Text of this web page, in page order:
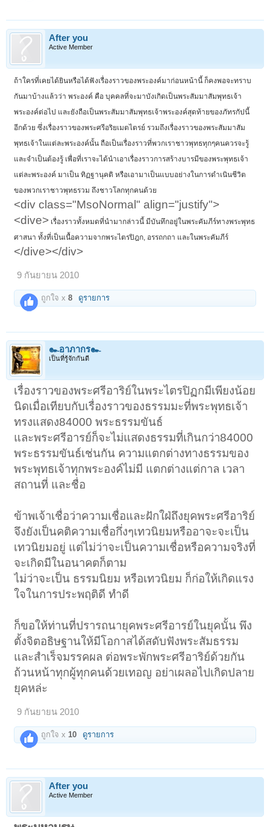
After you
Active Member
ถ้าใครที่เคยได้ยินหรือได้ฟังเรื่องราวของพระองค์มาก่อนหน้านี้ ก็คงพอจะทราบ
กันมาบ้างแล้วว่า พระองค์ คือ บุคคลที่จะมาบังเกิดเป็นพระสัมมาสัมพุทธเจ้า
พระองค์ต่อไป และยังถือเป็นพระสัมมาสัมพุทธเจ้าพระองค์สุดท้ายของภัทรกัปนี้
อีกด้วย ซึ่งเรื่องราวของพระศรีอริยเมตไตรย์ รวมถึงเรื่องราวของพระสัมมาสัม
พุทธเจ้าในแต่ละพระองค์นั้น ถือเป็นเรื่องราวที่พวกเราชาวพุทธทุกๆคนควรจะรู้
และจำเป็นต้องรู้ เพื่อที่เราจะได้นำเอาเรื่องราวการสร้างบารมีของพระพุทธเจ้า
แต่ละพระองค์ มาเป็น ทิฏฐานุคติ หรือเอามาเป็นแบบอย่างในการดำเนินชีวิต
ของพวกเราชาวพุทธรวม ถึงชาวโลกทุกคนด้วย
<div class="MsoNormal" align="justify">
<dive> เรื่องราวทั้งหมดที่นำมากล่าวนี้ มีบันทึกอยู่ในพระคัมภีร์ทางพระพุทธ
ศาสนา ทั้งที่เป็นเนื้อความจากพระไตรปิฎก, อรรถกถา และในพระคัมภีร์
</dive></div>
9 กันยายน 2010
ถูกใจ x8 ดูรายการ
๛อาภากร๛
เป็นที่รู้จักกันดี
เรื่องราวของพระศรีอาริย์ในพระไตรปิฏกมีเพียงน้อย
นิดเมื่อเทียบกับเรื่องราวของธรรมมะที่พระพุทธเจ้า
ทรงแสดง84000 พระธรรมขันธ์
และพระศรีอารย์ก็จะไม่แสดงธรรมที่เกินกว่า84000
พระธรรมขันธ์เช่นกัน ความแตกต่างทางธรรมของ
พระพุทธเจ้าทุกพระองค์ไม่มี แตกต่างแต่กาล เวลา
สถานที่ และชื่อ
ข้าพเจ้าเชื่อว่าความเชื่อและฝักใฝ่ถึงยุคพระศรีอาริย์
จึงยังเป็นคติความเชื่อกึ่งๆเทวนิยมหรืออาจะจะเป็น
เทวนิยมอยู่ แต่ไม่ว่าจะเป็นความเชื่อหรือความจริงที่
จะเกิดมีในอนาคตก็ตาม
ไม่ว่าจะเป็น ธรรมนิยม หรือเทวนิยม ก็ก่อให้เกิดแรง
ใจในการประพฤติดี ทําดี
ก็ขอให้ท่านที่ปรารถนายุคพระศรีอารย์ในยุคนั้น พึง
ตั้งจิตอธิษฐานให้มีโอกาสได้สดับฟังพระสัมธรรม
และสําเร็จมรรคผล ต่อพระพักพระศรีอาริย์ด้วยกัน
ถ้วนหน้าทุกผู้ทุกคนด้วยเทอญ อย่าเผลอไปเกิดปลาย
ยุคหล่ะ
9 กันยายน 2010
ถูกใจ x 10 ดูรายการ
After you
Active Member